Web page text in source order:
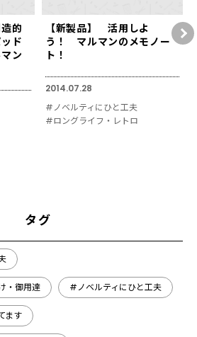
的
ド
ン
【新製品】 活用しよ
う！ マルマンのメモノー
ト！
2014.07.28
#ノベルティにひと工夫
#ロングライフ・レトロ
タグ
・御用達 #ノベルティにひと工夫
ます